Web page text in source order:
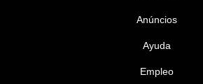
Anúncios
Ayuda
Empleo